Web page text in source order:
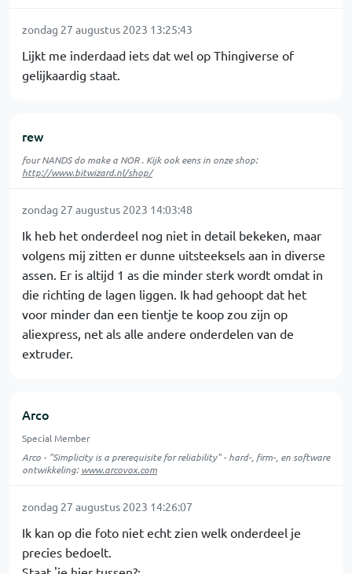
zondag 27 augustus 2023 13:25:43
Lijkt me inderdaad iets dat wel op Thingiverse of
gelijkaardig staat.
rew
four NANDS do make a NOR . Kijk ook eens in onze shop:
http://www.bitwizard.nl/shop/
zondag 27 augustus 2023 14:03:48
Ik heb het onderdeel nog niet in detail bekeken, maar
volgens mij zitten er dunne uitsteeksels aan in diverse
assen. Er is altijd 1 as die minder sterk wordt omdat in
die richting de lagen liggen. Ik had gehoopt dat het
voor minder dan een tientje te koop zou zijn op
aliexpress, net als alle andere onderdelen van de
extruder.
Arco
Special Member
Arco - "Simplicity is a prerequisite for reliability" - hard-, firm-, en software
ontwikkeling:www.arcovox.com
zondag 27 augustus 2023 14:26:07
Ik kan op die foto niet echt zien welk onderdeel je
precies bedoelt.